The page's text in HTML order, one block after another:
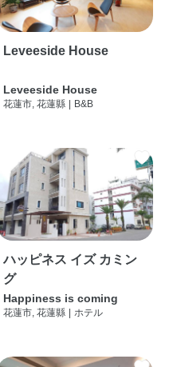
Leveeside House
Leveeside House
花蓮市, 花蓮縣 B&B
ハッピネス イズ カミン
グ
Happiness is coming
花蓮市, 花蓮縣 ホテル